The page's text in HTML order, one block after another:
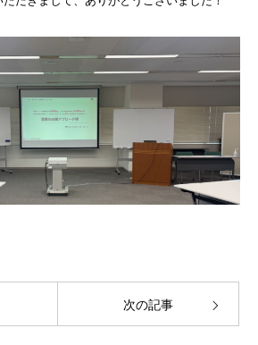
次の記事